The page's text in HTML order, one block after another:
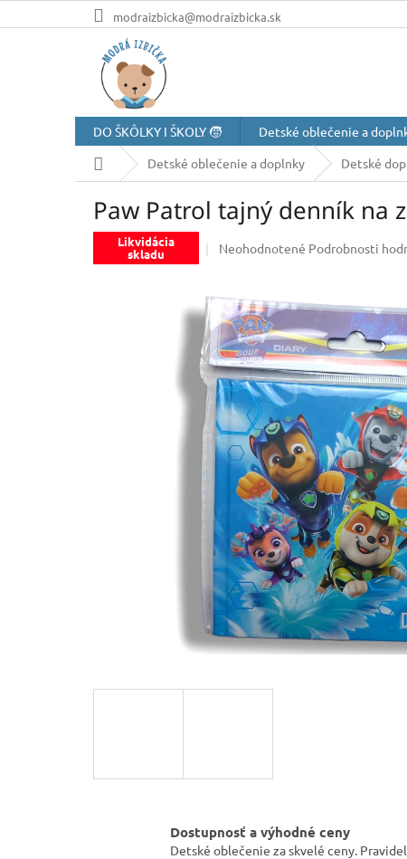
na
modraizbicka@modraizbicka.sk
DO ŠKÔLKY I ŠKOLY 🧒 Detské oblečenie a
DomovDetské oblečenie a doplnky Detské
Paw Patrol tajný denník na
Likvidácia
skladu
Priemerné
je
0,0
5
hviezdičiek.
Neohodnotené Podrobnosti
Dostupnosť a výhodné ceny
Detské oblečenie za skvelé ceny.